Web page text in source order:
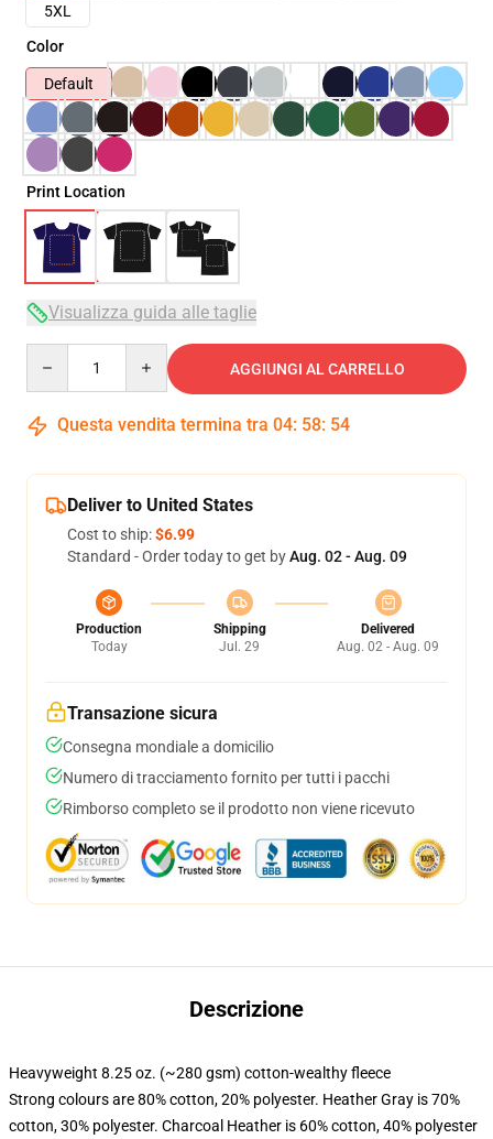
5XL
Color
Default
Print Location
Visualizza guida alle taglie
AGGIUNGI AL CARRELLO
Questa vendita termina tra 04: 58: 54
Deliver to United States
Cost to ship:$6.99
Standard - Order today to get byAug. 02 - Aug. 09
Production
Today
Shipping
Jul. 29
Delivered
Aug. 02 - Aug. 09
Transazione sicura
Consegna mondiale a domicilio
Numero di tracciamento fornito per tutti i pacchi
Rimborso completo se il prodotto non viene ricevuto
Descrizione
Heavyweight 8.25 oz. (~280 gsm) cotton-wealthy fleece
Strong colours are 80% cotton, 20% polyester. Heather Gray is 70%
cotton, 30% polyester. Charcoal Heather is 60% cotton, 40% polyester